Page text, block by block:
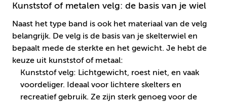
Kunststof of metalen velg: de basis van je wiel
Naast het type band is ook het materiaal van de velg
belangrijk. De velg is de basis van je skelterwiel en
bepaalt mede de sterkte en het gewicht. Je hebt de
keuze uit kunststof of metaal:
Kunststof velg: Lichtgewicht, roest niet, en vaak
voordeliger. Ideaal voor lichtere skelters en
recreatief gebruik. Ze zijn sterk genoeg voor de